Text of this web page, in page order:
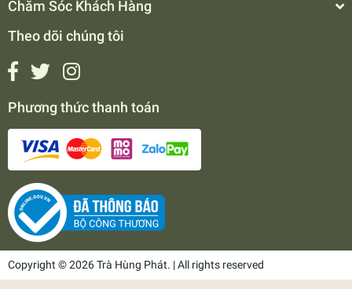
Chăm Sóc Khách Hàng
Theo dõi chúng tôi
Phương thức thanh toán
Copyright © 2026 Trà Hùng Phát. | All rights reserved